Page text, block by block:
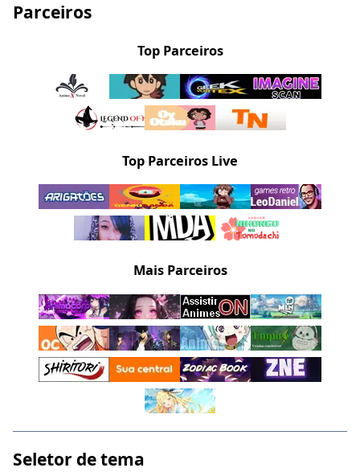
Parceiros
Top Parceiros
Top Parceiros Live
Mais Parceiros
Seletor de tema